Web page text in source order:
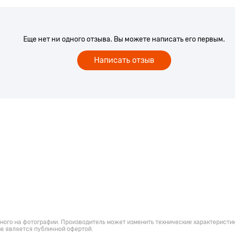
Еще нет ни одного отзыва. Вы можете написать его первым.
Написать отзыв
на фотографии. Производитель может изменить технические
является публичной офертой.